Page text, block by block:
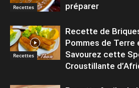
Recettes
préparer
Recettes
Recette de
Pommes de Terre
Savourez cette
Croustillante